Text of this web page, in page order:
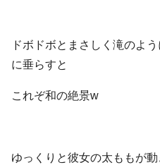
ドボドボとまさしく滝のよ
に垂らすと
これぞ和の絶景w
ゆっくりと彼女の太ももが動